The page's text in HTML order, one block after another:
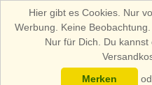
Hier gibt es Cookies. Nur
Werbung. Keine Beobachtung.
Nur für Dich. Du kannst
Merken